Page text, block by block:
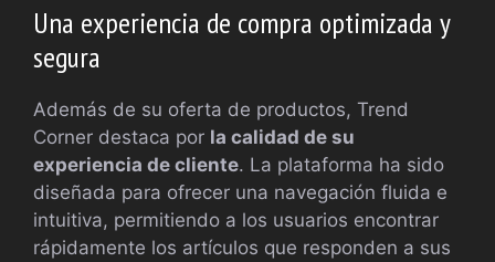
Una experiencia de compra optimizada y
segura
Además de su oferta de productos, Trend
Corner destaca por la calidad de su
experiencia de cliente. La plataforma ha sido
diseñada para ofrecer una navegación fluida e
intuitiva, permitiendo a los usuarios encontrar
rápidamente los artículos que responden a sus